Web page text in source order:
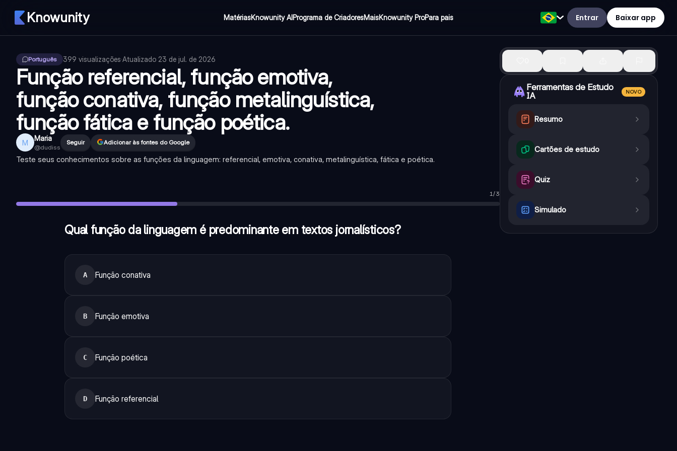
Knowunity MatériasKnowunity AIPrograma de CriadoresMaisKnowunity ProPara pais Entrar Baixar app
Português 399 visualizações·Atualizado 23 de jul. de 2026
Função referencial, função emotiva,
função conativa, função metalinguística,
função fática e função poética.
M Maria
@dudiss
Seguir Adicionar às fontes do Google
Teste seus conhecimentos sobre as funções da linguagem: referencial, emotiva, conativa, metalinguística, fática e poética.
1/3
Qual função da linguagem é predominante em textos jornalísticos?
A Função conativa
B Função emotiva
C Função poética
D Função referencial
A função emotiva é focada no emissor, expressando seus sentimentos e emoções. Verdadeiro ou Falso?—Verdadeiro
Ferramentas de Estudo
IA
NOVO
Resumo
Cartões de estudo
Quiz
Simulado